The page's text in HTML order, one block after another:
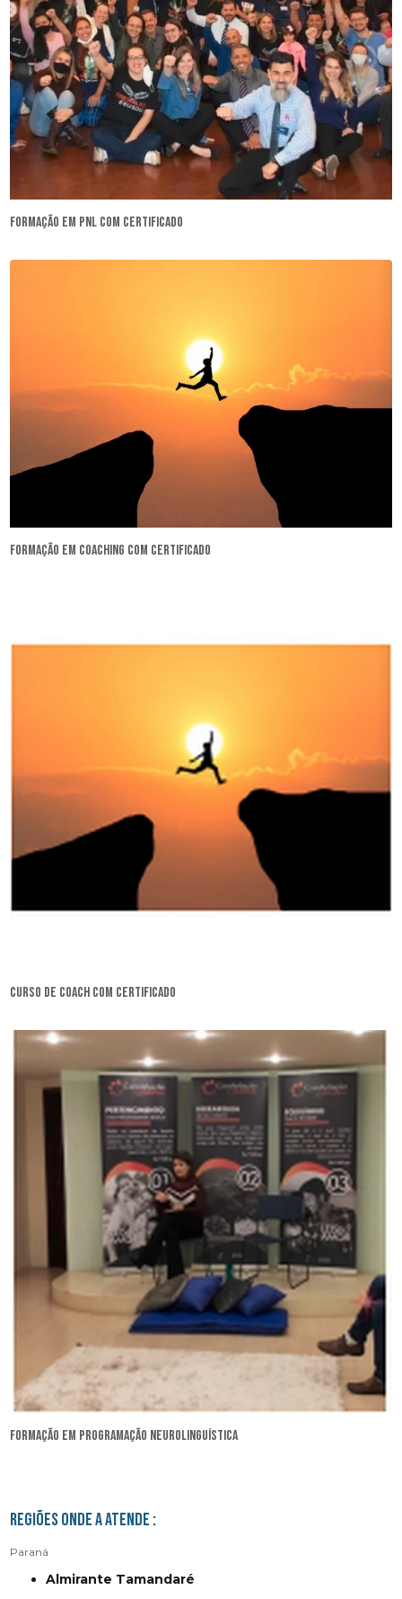
formação em pnl com certificado
formação em coaching com certificado
curso de coach com certificado
formação em programação neurolinguística
Regiões onde a atende :
Paraná
Almirante Tamandaré